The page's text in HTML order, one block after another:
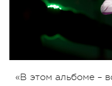
«В этом альбоме –